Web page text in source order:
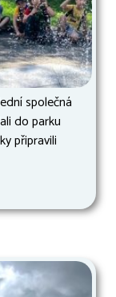
společná
do parku
připravili